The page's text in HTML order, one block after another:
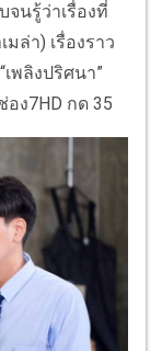
จนรู้ว่าเรื่องที่
ล่า) เรื่องราว
พลิงปริศนา”
ง7HD กด 35